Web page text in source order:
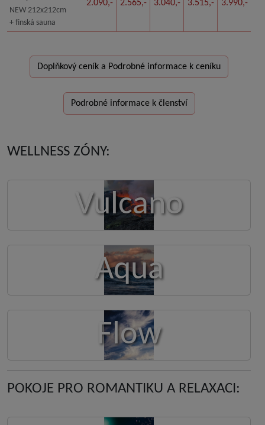
NEW 212x212cm
+ finská sauna
2.090,- 2.565,- 3.040,- 3.515,- 3.990,-
Doplňkový ceník a Podrobné informace k ceníku
Podrobné informace k členství
WELLNESS ZÓNY:
Vulcano
Aqua
Flow
POKOJE PRO ROMANTIKU A RELAXACI: